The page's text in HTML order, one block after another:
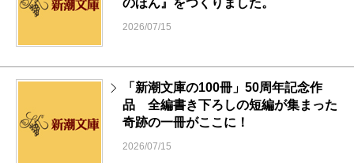
のほん』をつくりました。
2026/07/15
「新潮文庫の100冊」50周年記念作
品 全編書き下ろしの短編が集まった
奇跡の一冊がここに！
2026/07/15